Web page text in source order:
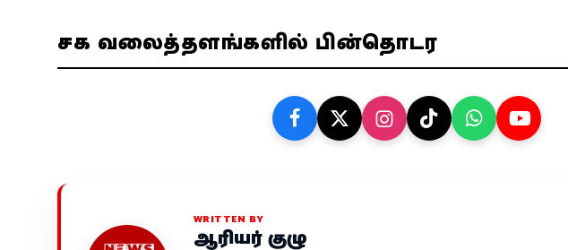
சமூக வலைத்தளங்களில் பின்தொடர
WRITTEN BY
ஆசிரியர் குழு